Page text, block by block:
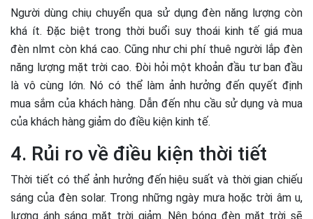
Người dùng chiụ chuyển qua sử dụng đèn năng lượng còn
khá ít. Đặc biệt trong thời buổi suy thoái kinh tế giá mua
đèn nlmt còn khá cao. Cũng như chi phí thuê người lắp đèn
năng lượng mặt trời cao. Đòi hỏi một khoản đầu tư ban đầu
là vô cùng lớn. Nó có thể làm ảnh hưởng đến quyết định
mua sắm của khách hàng. Dẫn đến nhu cầu sử dụng và mua
của khách hàng giảm do điều kiện kinh tế.
4. Rủi ro về điều kiện thời tiết
Thời tiết có thể ảnh hưởng đến hiệu suất và thời gian chiếu
sáng của đèn solar. Trong những ngày mưa hoặc trời âm u,
lượng ánh sáng mặt trời giảm. Nên bóng đèn mặt trời sẽ